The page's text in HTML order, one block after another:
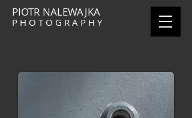
PIOTR NALEWAJKA
P H O T O G R A P H Y